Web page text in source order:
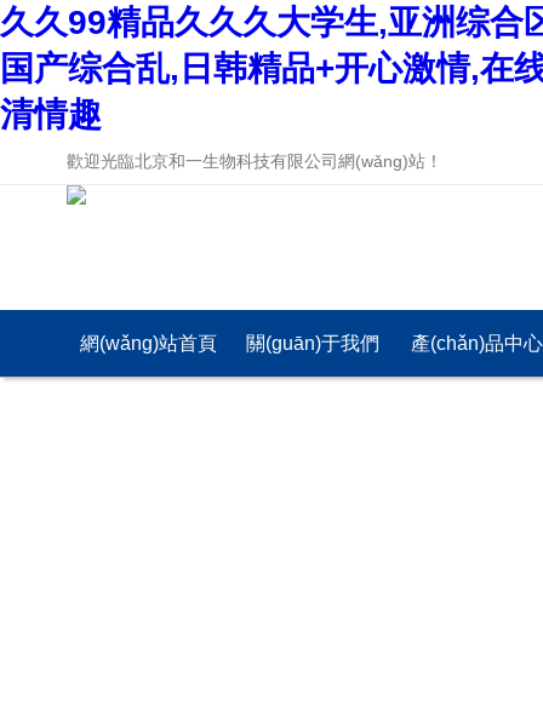
久久99精品久久久大学生,亚洲综
国产综合乱,日韩精品+开心激情,在
清情趣
歡迎光臨北京和一生物科技有限公司網(wǎng)站！
網(wǎng)站首頁 關(guān)于我們 產(chǎn)品中心